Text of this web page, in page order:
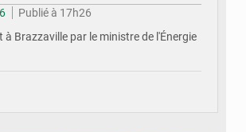
Publié à 17h26
à Brazzaville par le ministre de l'Énergie